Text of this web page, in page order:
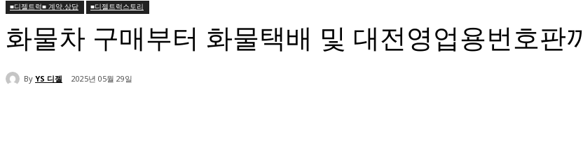
■디젤트럭■ 계약.상담 ■디젤트럭스토리
화물차 구매부터 화물택배 및 대전영업용번호판
By YS 디젤 2025년 05월 29일